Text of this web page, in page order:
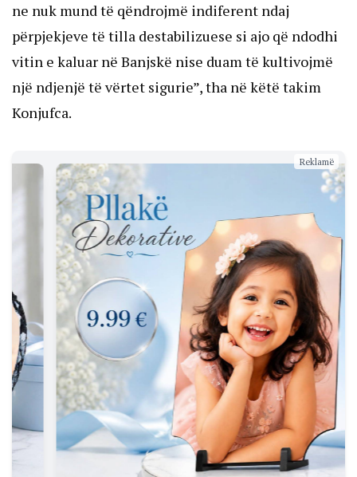
ne nuk mund të qëndrojmë indiferent ndaj
përpjekjeve të tilla destabilizuese si ajo që ndodhi
vitin e kaluar në Banjskë nise duam të kultivojmë
një ndjenjë të vërtet sigurie”, tha në këtë takim
Konjufca.
Reklamë